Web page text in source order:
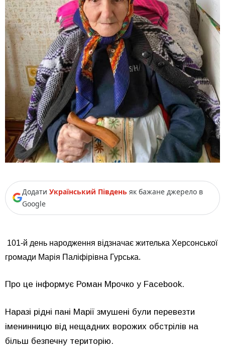
Додати Український Південь як бажане джерело в
Google
101-й день народження відзначає жителька Херсонської
громади Марія Паліфірівна Гурська.
Про це інформує Роман Мрочко у Facebook.
Наразі рідні пані Марії змушені були перевезти
іменинницю від нещадних ворожих обстрілів на
більш безпечну територію.